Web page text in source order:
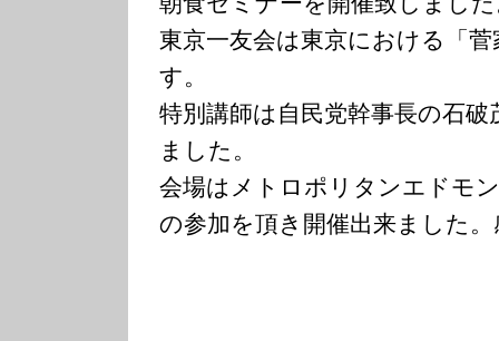
東京一友会は東京における「
す。
特別講師は自民党幹事長の石
ました。
会場はメトロポリタンエドモ
の参加を頂き開催出来ました